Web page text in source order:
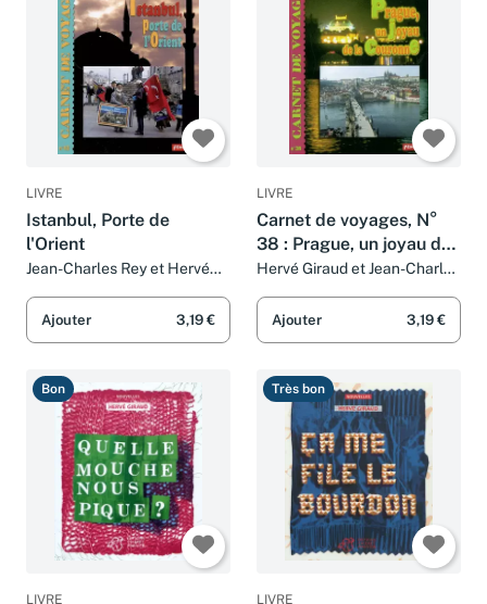
LIVRE
Istanbul, Porte de
l'Orient
Jean-Charles Rey et Hervé
Ajouter 3,19 €
LIVRE
Carnet de voyages, N°
38 : Prague, un joyau de
la Couronne : Cathédrale,
palais, remparts, ruelles,
ponts, églises
Hervé Giraud et Jean-Charles
Ajouter 3,19 €
Bon
LIVRE
Très bon
LIVRE